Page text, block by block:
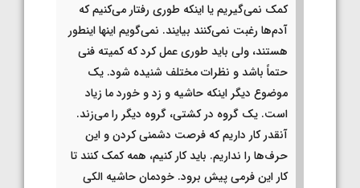
کمک نمی‌گیریم یا اینکه طوری رفتار می‌کنیم که
آدم‌ها رغبت نمی‌کنند بیایند. نمی‌گویم اینها اینطور
هستند، ولی باید طوری عمل کرد که کمیته فنی
حتماً باشد و نظرات مختلف شنیده شود. یک
موضوع دیگر اینکه حاشیه و زد و خورد ما زیاد
است. یک گروه در کشتی، گروه دیگر را می‌زند.
آنقدر کار داریم که فرصت دشمنی کردن و این
حرف‌ها را نداریم. باید کار کنیم، همه کمک کنند تا
کار این فرمی پیش برود. خودمان حاشیه الکی